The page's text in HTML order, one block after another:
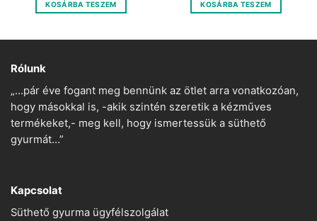
KOSÁRBA TESZEM
850 Ft.215 Ft.
KOSÁRBA TESZEM
Rólunk
„…pár éve fogant meg bennünk az ötlet arra vonatkozóan,
hogy másokkal is, -akik szintén szeretik a kézműves
termékeket,- meg kell, hogy ismertessük a süthető
gyurmát…”
Kapcsolat
Süthető gyurma ügyfélszolgálat